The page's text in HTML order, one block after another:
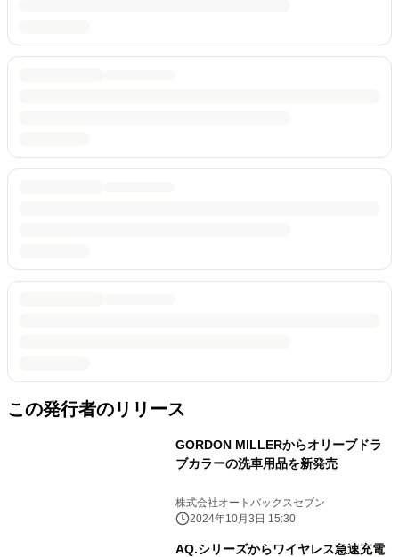
この発行者のリリース
GORDON MILLERからオリーブドラ
ブカラーの洗車用品を新発売
株式会社オートバックスセブン
2024年10月3日 15:30
AQ.シリーズからワイヤレス急速充電